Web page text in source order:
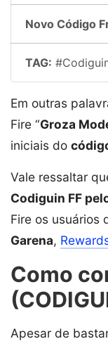
Novo Código
TAG:
Em outras
Fire “Groza
iniciais do
Vale ressaltar
Codiguin FF
Fire os usuários
Garena,
Como
Apesar de